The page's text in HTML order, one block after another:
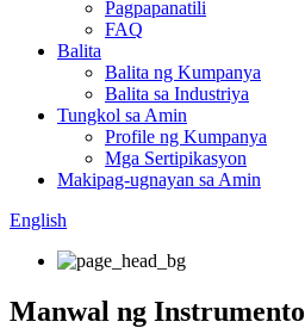
Pagpapanatili
FAQ
Balita
Balita ng Kumpanya
Balita sa Industriya
Tungkol sa Amin
Profile ng Kumpanya
Mga Sertipikasyon
Makipag-ugnayan sa Amin
English
Manwal ng Instrumento